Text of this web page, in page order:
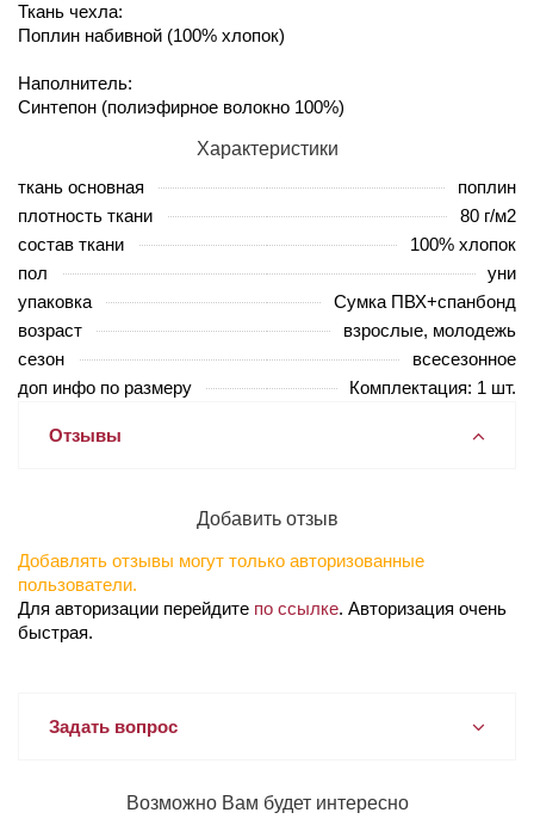
Ткань чехла:
Поплин набивной (100% хлопок)
Наполнитель:
Синтепон (полиэфирное волокно 100%)
Характеристики
ткань основная
поплин
плотность ткани
80 г/м2
состав ткани
100% хлопок
пол
уни
упаковка
Сумка ПВХ+спанбонд
возраст
взрослые, молодежь
сезон
всесезонное
доп инфо по размеру
Комплектация: 1 шт.
Отзывы
Добавить отзыв
Добавлять отзывы могут только авторизованные
пользователи.
Для авторизации перейдите по ссылке. Авторизация очень
быстрая.
Задать вопрос
Возможно Вам будет интересно